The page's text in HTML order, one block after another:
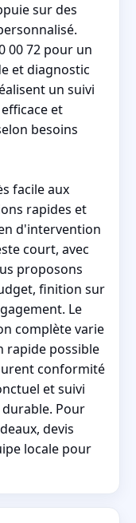
sur des
00 72 pour un
et diagnostic
un suivi
et
besoins
facile aux
rapides et
d'intervention
court, avec
proposons
finition sur
Le
complète varie
rapide possible
conformité
et suivi
Pour
devis
locale pour